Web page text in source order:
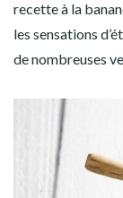
recette à la
les sensations
de nombreuses